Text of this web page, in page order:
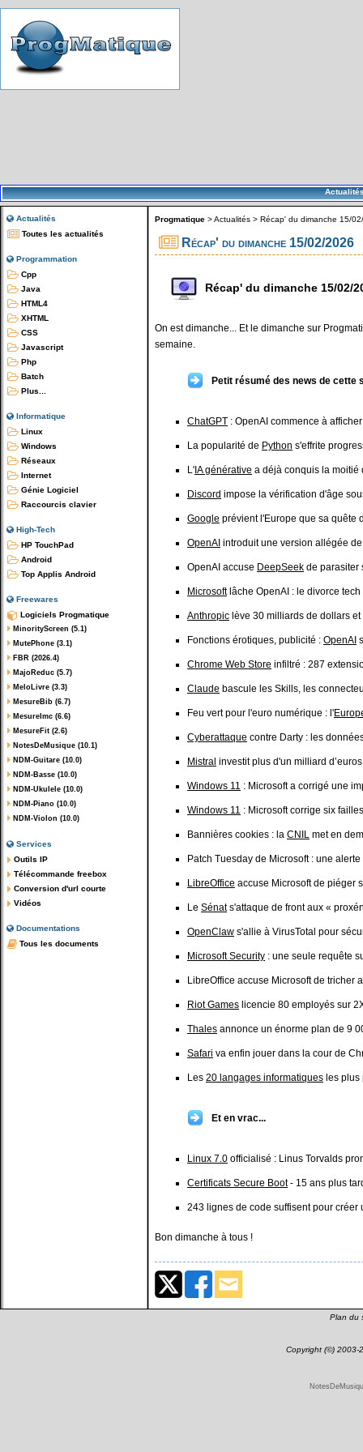
Actualités
Toutes les actualités
Programmation
Cpp
Java
HTML4
XHTML
CSS
Javascript
Php
Batch
Plus...
Informatique
Linux
Windows
Réseaux
Internet
Génie Logiciel
Raccourcis clavier
High-Tech
HP TouchPad
Android
Top Applis Android
Freewares
Logiciels Progmatique
MinorityScreen (5.1)
MutePhone (3.1)
FBR (2026.4)
MajoReduc (5.7)
MeloLivre (3.3)
MesureBib (6.7)
MesureImc (6.6)
MesureFit (2.6)
NotesDeMusique (10.1)
NDM-Guitare (10.0)
NDM-Basse (10.0)
NDM-Ukulele (10.0)
NDM-Piano (10.0)
NDM-Violon (10.0)
Services
Outils IP
Télécommande freebox
Conversion d'url courte
Vidéos
Documentations
Tous les documents
Progmatique >Actualités > Récap' du dimanche 15/
Récap' du dimanche 15/02/2026
Récap' du dimanche 15/02/
On est dimanche... Et le dimanche sur
semaine.
Petit résumé des news de cette
ChatGPT : OpenAI commence à
La popularité de Python s'effrite
L' IA générative a déjà conquis la moitié
Discord impose la vérification d'âge
Google prévient l'Europe que sa quête
OpenAI introduit une version allégée
OpenAI accuse DeepSeek de parasiter
Microsoftlâche OpenAI : le divorce
Anthropic lève 30 milliards de dollars
Fonctions érotiques, publicité : OpenAI
Chrome Web Store infiltré : 287
Claude bascule les Skills, les
Feu vert pour l'euro numérique : l'
Cyberattaque contre Darty : les
Mistral investit plus d'un milliard
Windows 11 : Microsoft a corrigé une
Windows 11 : Microsoft corrige six
Bannières cookies : la CNIL met en
Patch Tuesday de Microsoft : une
LibreOffice accuse Microsoft de piéger
Le Sénats'attaque de front aux «
OpenClaw s'allie à VirusTotal pour
Microsoft Security : une seule requête
LibreOffice accuse Microsoft de tricher
Riot Games licencie 80 employés sur
Thales annonce un énorme plan de 9
Safari va enfin jouer dans la cour de
Les 20 langages informatiques les
Et en vrac...
Linux 7.0 officialisé : Linus Torvalds
Certificats Secure Boot- 15 ans plus
243 lignes de code suffisent pour créer
Bon dimanche à tous !
Plan du
Copyright (©) 2003-